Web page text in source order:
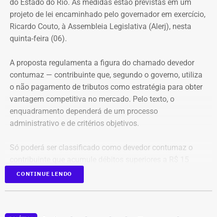
consciência situacional e a capacidade de reação rápida
antes mesmo que o contato físico aconteça”, comenta.
Tabela: Imagem gerada por IA
Apesar da recuperação, o valor ainda está 16,3% abaixo,
Quando a comparação é feita em valores corrigidos pela
inflação, a diferença chega a 30,1%.
Patrimônio de Fred Pacheco é
composto em sua maioria por
concentrada em imóveis. O deputado informou possuir
dois apartamentos, avaliados em R$ 1,62 milhão, que
do Estado do Rio. As medidas estão previstas em um
projeto de lei encaminhado pelo governador em exercício,
Ricardo Couto, à Assembleia Legislativa (Alerj), nesta
quinta-feira (06).
A proposta regulamenta a figura do chamado devedor
contumaz — contribuinte que, segundo o governo, utiliza
o não pagamento de tributos como estratégia para obter
vantagem competitiva no mercado. Pelo texto, o
enquadramento dependerá de um processo
administrativo e de critérios objetivos.
Só poderá ser classificado como devedor contumaz o
milhões, em valor superior ao patrimônio conhecido, além
de manter irregularidades no recolhimento do ICMS por,
CONTINUE LENDO